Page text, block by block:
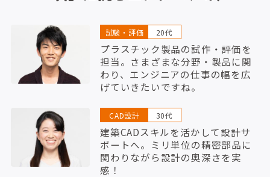
試験・評価 20代
プラスチック製品の試作・評価を
担当。さまざまな分野・製品に関
わり、エンジニアの仕事の幅を広
げていきたいですね。
CAD設計 30代
建築CADスキルを活かして設計サ
ポートへ。ミリ単位の精密部品に
関わりながら設計の奥深さを実
感！